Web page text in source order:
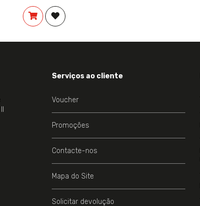
COMPRARADICIONAR À LISTA DE DESEJOS
Serviços ao cliente
Voucher
Promoções
Contacte-nos
Mapa do Site
Solicitar devolução